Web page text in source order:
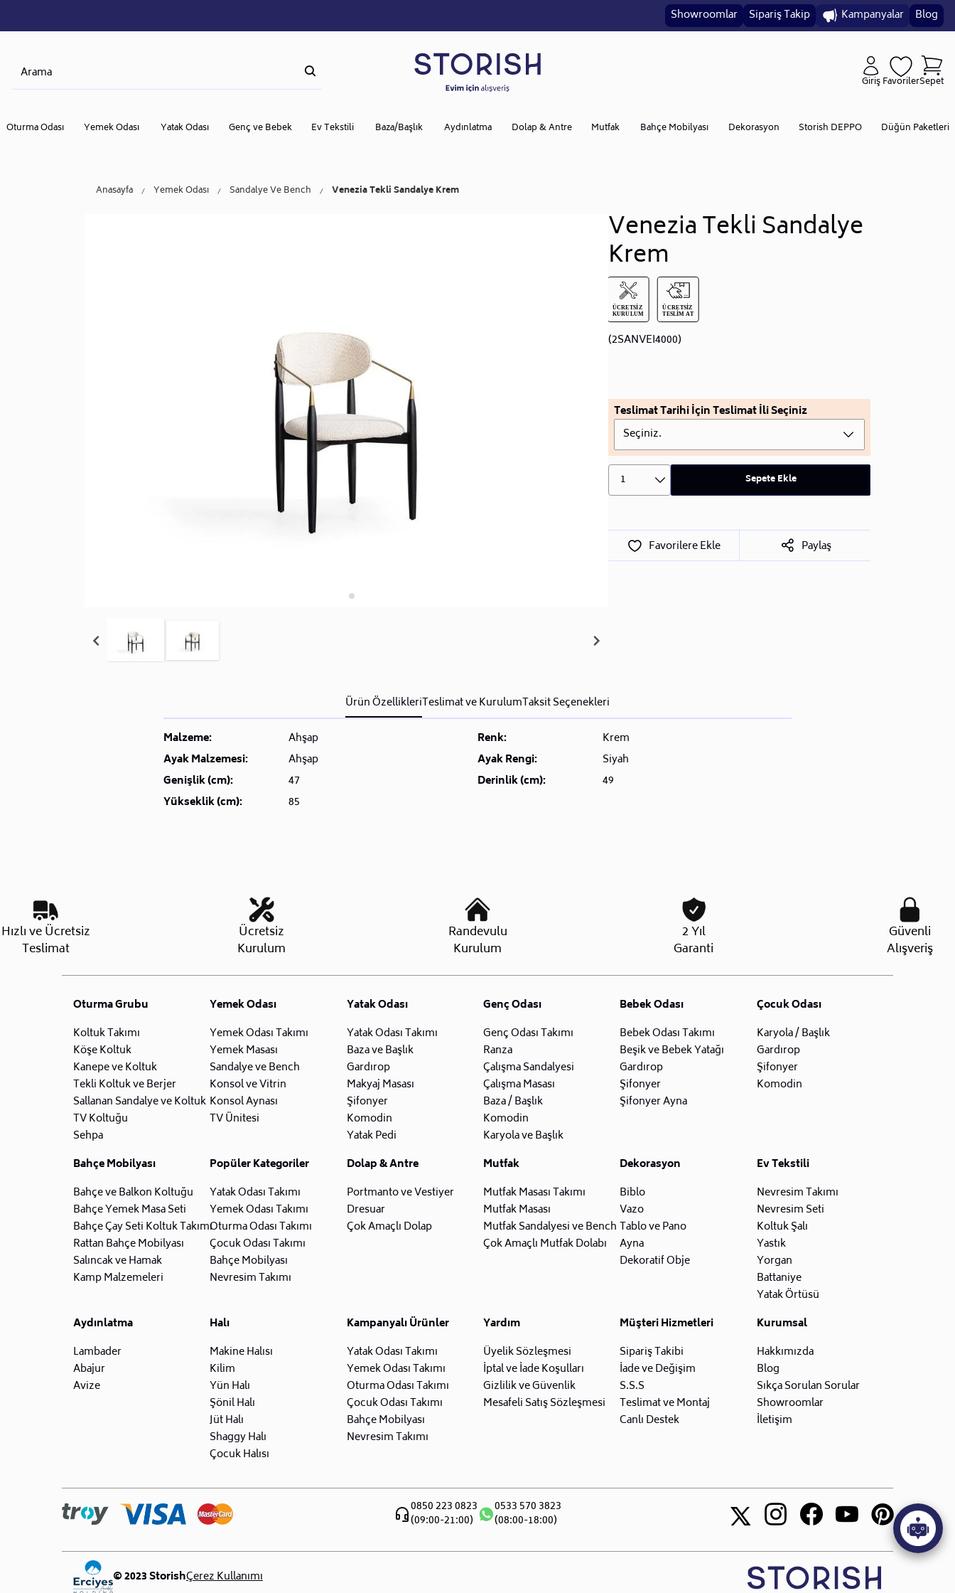
Showroomlar Sipariş Takip Kampanyalar Blog
GirişFavorilerSepet
Oturma Odası Yemek Odası Yatak Odası Genç ve Bebek Ev Tekstili Baza/Başlık Aydınlatma Dolap & Antre Mutfak Bahçe Mobilyası Dekorasyon Storish DEPPO Düğün Paketleri
Anasayfa Yemek Odası Sandalye Ve Bench Venezia Tekli Sandalye Krem
Venezia Tekli Sandalye
Krem
(2SANVEI4000)
Teslimat Tarihi İçin Teslimat İli Seçiniz
Seçiniz.
1 Sepete Ekle
Favorilere Ekle Paylaş
Ürün ÖzellikleriTeslimat ve KurulumTaksit Seçenekleri
Malzeme:
Ahşap Renk:
Krem
Ayak Malzemesi:
Ahşap Ayak Rengi:
Siyah
Genişlik (cm):
47 Derinlik (cm):
49
Yükseklik (cm):
85
Hızlı ve Ücretsiz
Teslimat
Ücretsiz
Kurulum
Randevulu
Kurulum
2 Yıl
Garanti
Güvenli
Alışveriş
Oturma Grubu
Koltuk Takımı
Köşe Koltuk
Kanepe ve Koltuk
Tekli Koltuk ve Berjer
Sallanan Sandalye ve Koltuk
TV Koltuğu
Sehpa
Yemek Odası
Yemek Odası Takımı
Yemek Masası
Sandalye ve Bench
Konsol ve Vitrin
Konsol Aynası
TV Ünitesi
Yatak Odası
Yatak Odası Takımı
Baza ve Başlık
Gardırop
Makyaj Masası
Şifonyer
Komodin
Yatak Pedi
Genç Odası
Genç Odası Takımı
Ranza
Çalışma Sandalyesi
Çalışma Masası
Baza / Başlık
Komodin
Karyola ve Başlık
Bebek Odası
Bebek Odası Takımı
Beşik ve Bebek Yatağı
Gardırop
Şifonyer
Şifonyer Ayna
Çocuk Odası
Karyola / Başlık
Gardırop
Şifonyer
Komodin
Bahçe Mobilyası
Bahçe ve Balkon Koltuğu
Bahçe Yemek Masa Seti
Bahçe Çay Seti Koltuk Takımı
Rattan Bahçe Mobilyası
Salıncak ve Hamak
Kamp Malzemeleri
Popüler Kategoriler
Yatak Odası Takımı
Yemek Odası Takımı
Oturma Odası Takımı
Çocuk Odası Takımı
Bahçe Mobilyası
Nevresim Takımı
Dolap & Antre
Portmanto ve Vestiyer
Dresuar
Çok Amaçlı Dolap
Mutfak
Mutfak Masası Takımı
Mutfak Masası
Mutfak Sandalyesi ve Bench
Çok Amaçlı Mutfak Dolabı
Dekorasyon
Biblo
Vazo
Tablo ve Pano
Ayna
Dekoratif Obje
Ev Tekstili
Nevresim Takımı
Nevresim Seti
Koltuk Şalı
Yastık
Yorgan
Battaniye
Yatak Örtüsü
Aydınlatma
Lambader
Abajur
Avize
Halı
Makine Halısı
Kilim
Yün Halı
Şönil Halı
Jüt Halı
Shaggy Halı
Çocuk Halısı
Kampanyalı Ürünler
Yatak Odası Takımı
Yemek Odası Takımı
Oturma Odası Takımı
Çocuk Odası Takımı
Bahçe Mobilyası
Nevresim Takımı
Yardım
Üyelik Sözleşmesi
İptal ve İade Koşulları
Gizlilik ve Güvenlik
Mesafeli Satış Sözleşmesi
Müşteri Hizmetleri
Sipariş Takibi
İade ve Değişim
S.S.S
Teslimat ve Montaj
Canlı Destek
Kurumsal
Hakkımızda
Blog
Sıkça Sorulan Sorular
Showroomlar
İletişim
0850 223 0823
(09:00-21:00)
0533 570 3823
(08:00-18:00)
© 2023 StorishÇerez Kullanımı